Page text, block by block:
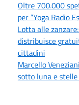
Oltre 700.000
per “Yoga Radio
Lotta alle
distribuisce
cittadini
Marcello
sotto luna e